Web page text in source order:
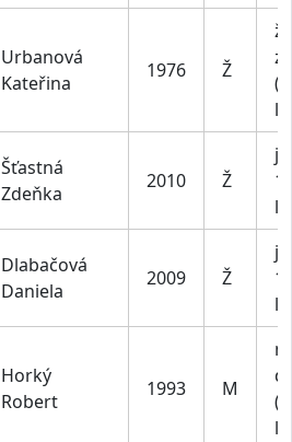
Urbanová
Kateřina
1976 Ž
Šťastná
Zdeňka
2010 Ž
Dlabačová
Daniela
2009 Ž
Horký
Robert
1993 M